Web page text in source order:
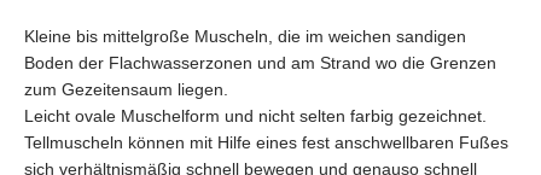
Kleine bis mittelgroße Muscheln, die im weichen sandigen
Boden der Flachwasserzonen und am Strand wo die Grenzen
zum Gezeitensaum liegen.
Leicht ovale Muschelform und nicht selten farbig gezeichnet.
Tellmuscheln können mit Hilfe eines fest anschwellbaren Fußes
sich verhältnismäßig schnell bewegen und genauso schnell